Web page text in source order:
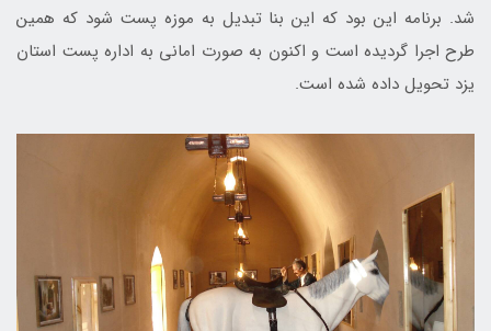
شد. برنامه این بود که این بنا تبدیل به موزه پست شود که همین
طرح اجرا گردیده است و اکنون به صورت امانی به اداره پست استان
یزد تحویل داده شده است.